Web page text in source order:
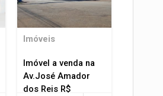
Imóveis
Imóvel a venda na
Av.José Amador
dos Reis R$